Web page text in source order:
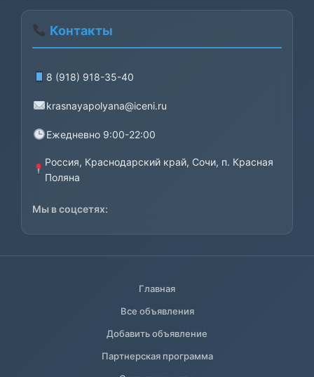
Контакты
8 (918) 918-35-40
krasnayapolyana@iceni.ru
Ежедневно 9:00-22:00
Россия, Краснодарский край, Сочи, п. Красная
Поляна
Мы в соцсетях:
Главная
Все объявления
Добавить объявление
Партнерская программа